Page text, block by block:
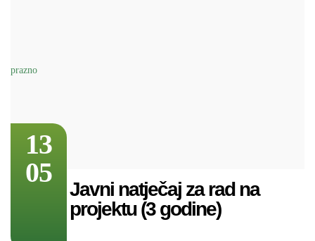
13
05
Javni natječaj za rad na
projektu (3 godine)